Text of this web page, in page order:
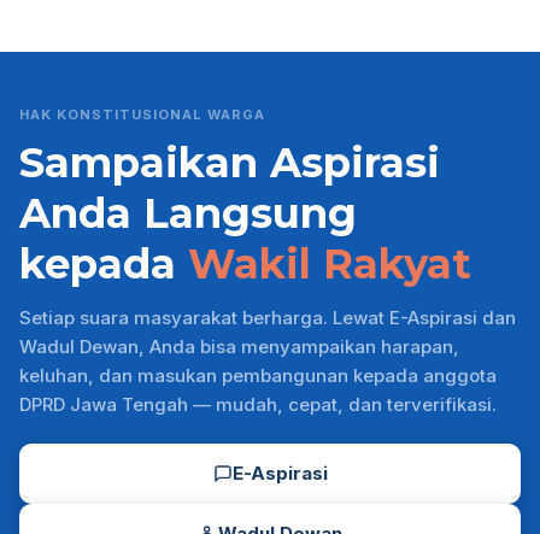
HAK KONSTITUSIONAL WARGA
Sampaikan Aspirasi
Anda Langsung
kepada Wakil Rakyat
Setiap suara masyarakat berharga. Lewat E-Aspirasi dan
Wadul Dewan, Anda bisa menyampaikan harapan,
keluhan, dan masukan pembangunan kepada anggota
DPRD Jawa Tengah — mudah, cepat, dan terverifikasi.
E-Aspirasi